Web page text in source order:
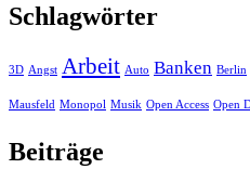
Schlagwörter
3D Angst Arbeit Auto Banken Berlin
Mausfeld Monopol Musik Open Access Open
Beiträge